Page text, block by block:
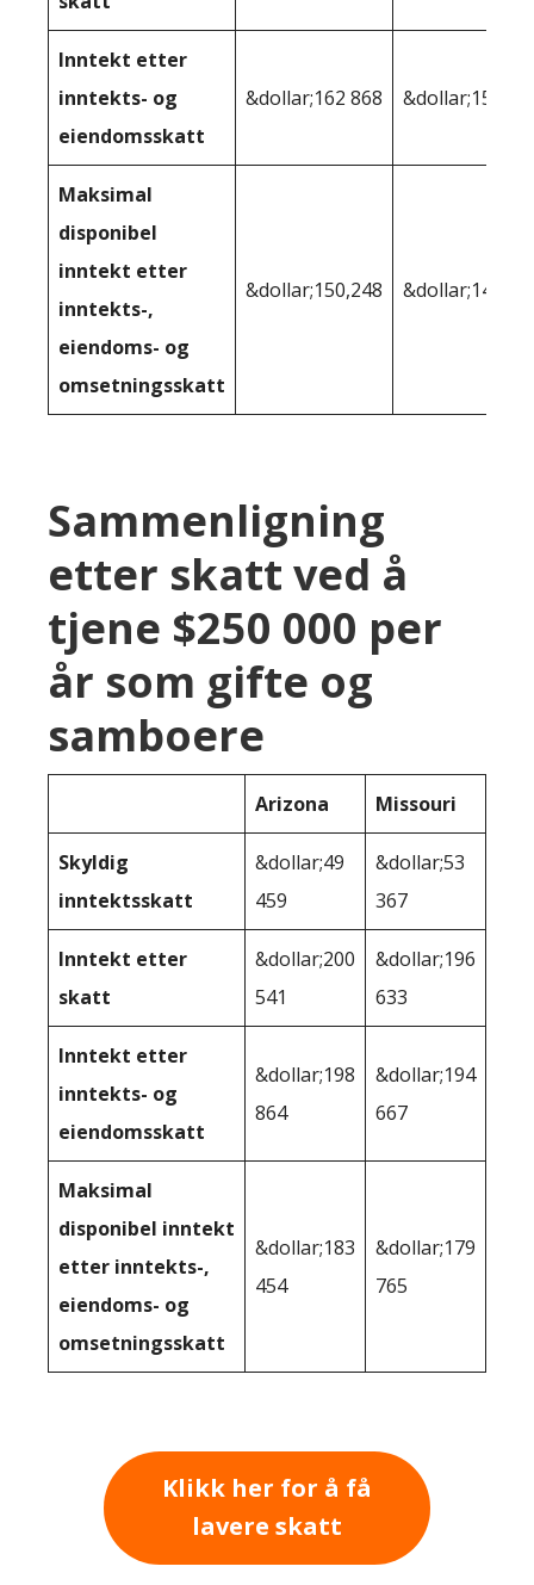
Inntekt etter
inntekts- og
eiendomsskatt
&dollar;162 868 &dollar;159
Maksimal
disponibel
inntekt etter
inntekts-,
eiendoms- og
omsetningsskatt
&dollar;150,248 &dollar;147
Sammenligning
etter skatt ved å
tjene $250 000 per
år som gifte og
samboere
Arizona Missouri
Skyldig
inntektsskatt
&dollar;49
459
&dollar;53
367
Inntekt etter
skatt
&dollar;200
541
&dollar;196
633
Inntekt etter
inntekts- og
eiendomsskatt
&dollar;198
864
&dollar;194
667
Maksimal
disponibel inntekt
etter inntekts-,
eiendoms- og
omsetningsskatt
&dollar;183
454
&dollar;179
765
Klikk her for å få
lavere skatt